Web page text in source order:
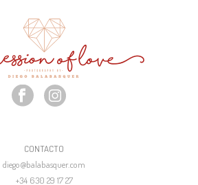
CONTACTO
diego@balabasquer.com
+34 630 29 17 27